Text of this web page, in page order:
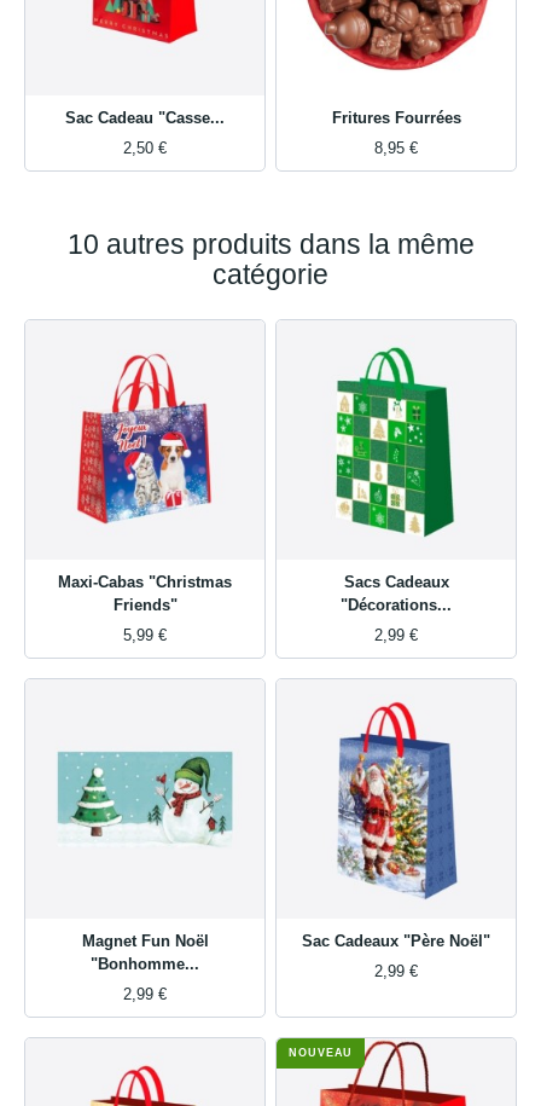
Sac Cadeau "Casse...
2,50 €
Fritures Fourrées
8,95 €
10 autres produits dans la même
catégorie
Maxi-Cabas "Christmas
Friends"
5,99 €
Sacs Cadeaux
"Décorations...
2,99 €
Magnet Fun Noël
"Bonhomme...
2,99 €
Sac Cadeaux "Père Noël"
2,99 €
NOUVEAU